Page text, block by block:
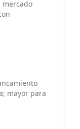
mayor para